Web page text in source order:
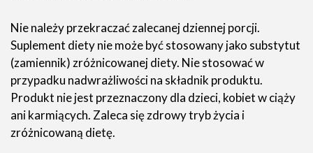
Nie należy przekraczać zalecanej dziennej porcji.
Suplement diety nie może być stosowany jako substytut
(zamiennik) zróżnicowanej diety. Nie stosować w
przypadku nadwrażliwości na składnik produktu.
Produkt nie jest przeznaczony dla dzieci, kobiet w ciąży
ani karmiących. Zaleca się zdrowy tryb życia i
zróżnicowaną dietę.